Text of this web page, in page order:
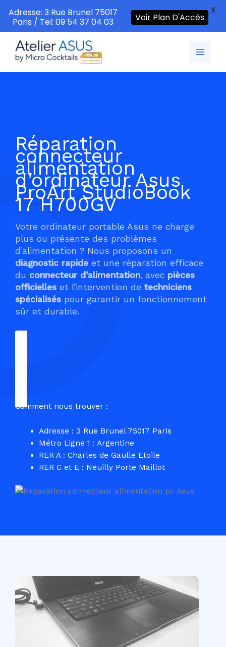
contenu
Réparation
connecteur
alimentation
d’ordinateur Asus
ProArt StudioBook
17 H700GV
Votre ordinateur portable Asus ne charge
plus ou présente des problèmes
d’alimentation ? Nous proposons un
diagnostic rapide et une réparation efficace
du connecteur d’alimentation, avec pièces
officielles et l’intervention de techniciens
spécialisés pour garantir un fonctionnement
sûr et durable.
Comment nous trouver :
Adresse : 3 Rue Brunel 75017 Paris
Métro Ligne 1 : Argentine
RER A : Charles de Gaulle Etoile
RER C et E : Neuilly Porte Maillot
Adresse: 3 Rue Brunel 75017
Paris / Tel: 09 54 37 04 03
Voir Plan D'Accès
X